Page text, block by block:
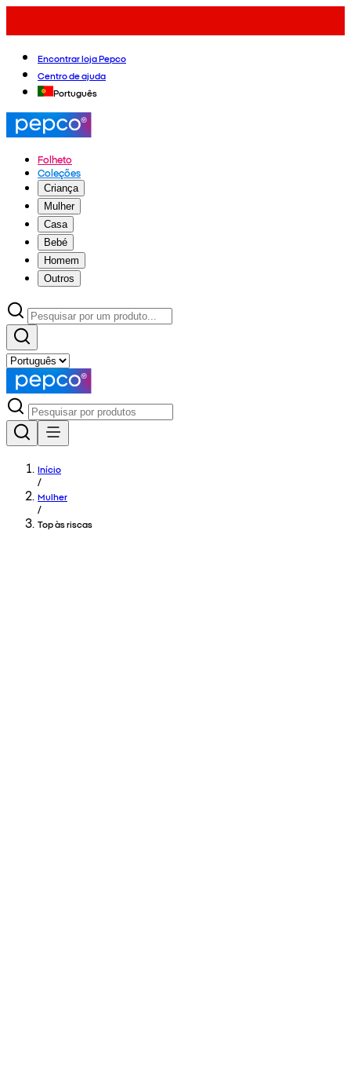
Encontrar loja Pepco
Centro de ajuda
Português
Folheto
Coleções
Criança
Mulher
Casa
Bebé
Homem
Outros
Início
/
Mulher
/
Top às riscas